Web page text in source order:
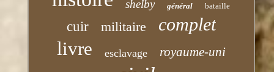
shelby général bataille
cuir militaire complet
livre esclavage royaume-uni